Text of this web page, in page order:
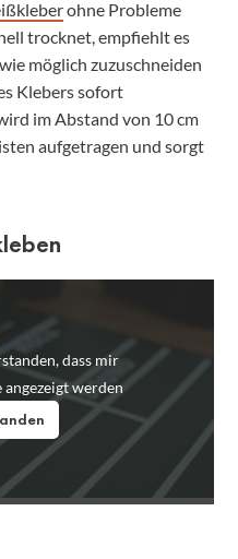
ohne Probleme
trocknet, empfiehlt es
möglich zuzuschneiden
Klebers sofort
im Abstand von 10 cm
aufgetragen und sorgt
dass mir
angezeigt werden